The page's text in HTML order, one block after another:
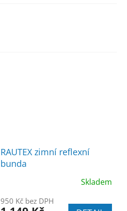
RAUTEX zimní reflexní
bunda
Skladem
950 Kč bez DPH